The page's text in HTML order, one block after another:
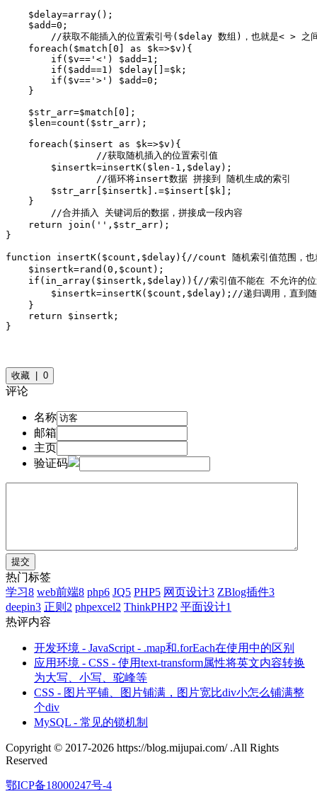
$delay=array();
$add=0;
foreach($match[0] as $k=>$v){
if($v=='<') $add=1;
if($add==1) $delay[]=$k;
if($v=='>') $add=0;
}
$str_arr=$match[0];
$len=count($str_arr);
foreach($insert as $k=>$v){
$insertk=insertK($len-1,$delay);
$str_arr[$insertk].=$insert[$k];
}
return join('',$str_arr);
}
function insertK($count,$delay){//count 随机索引值范围，也就是
$insertk=rand(0,$count);
if(in_array($insertk,$delay)){//索引值不能在 不允许的位置处
$insertk=insertK($count,$delay);//递归调用，直到随机插入
}
return $insertk;
}
收藏 | 0
评论
名称
邮箱
主页
验证码
热门标签
学习8 web前端8 php6 JQ5 PHP5 网页设计3 ZBlog插件3
deepin3 正则 2 phpexcel2 ThinkPHP2 平面设计1
热评内容
开发环境 - JavaScript - .map和.forEach在使用中的区别
应用环境 - CSS - 使用text-transform属性将英文内容转换
为大写、小写、驼峰等
CSS - 图片平铺、图片铺满，图片宽比div小怎么铺满整
个div
MySQL - 常见的锁机制
Copyright © 2017-2026 https://blog.mijupai.com/ .All Rights
Reserved
鄂ICP备18000247号-4